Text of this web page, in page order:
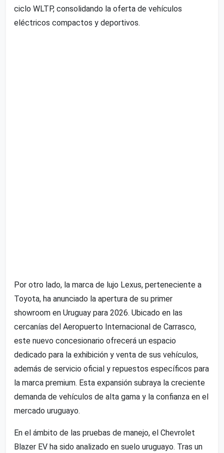
ciclo WLTP, consolidando la oferta de vehículos
eléctricos compactos y deportivos.
Por otro lado, la marca de lujo Lexus, perteneciente a
Toyota, ha anunciado la apertura de su primer
showroom en Uruguay para 2026. Ubicado en las
cercanías del Aeropuerto Internacional de Carrasco,
este nuevo concesionario ofrecerá un espacio
dedicado para la exhibición y venta de sus vehículos,
además de servicio oficial y repuestos específicos para
la marca premium. Esta expansión subraya la creciente
demanda de vehículos de alta gama y la confianza en el
mercado uruguayo.
En el ámbito de las pruebas de manejo, el Chevrolet
Blazer EV ha sido analizado en suelo uruguayo. Tras un